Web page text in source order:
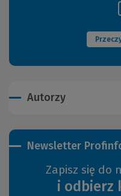
Autorzy
Newsletter
Zapisz się do
i odbierz